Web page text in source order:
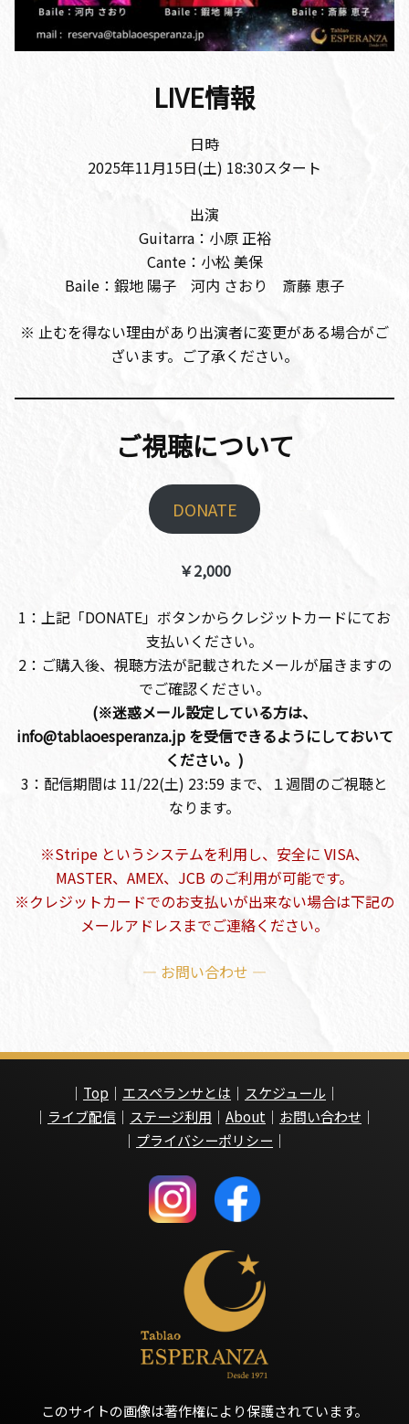
LIVE情報
日時
2025年11月15日(土) 18:30スタート
出演
Guitarra：小原 正裕
Cante：小松 美保
Baile：鍜地 陽子 河内 さおり 斎藤 恵子
※ 止むを得ない理由があり出演者に変更がある場合がご
ざいます。ご了承ください。
ご視聴について
DONATE
￥2,000
1：上記「DONATE」ボタンからクレジットカードにてお
支払いください。
2：ご購入後、視聴方法が記載されたメールが届きますの
でご確認ください。
(※迷惑メール設定している方は、
info@tablaoesperanza.jp を受信できるようにしておいて
ください。)
3：配信期間は 11/22(土) 23:59 まで、１週間のご視聴と
なります。
※Stripe というシステムを利用し、安全に VISA、
MASTER、AMEX、JCB のご利用が可能です。
※クレジットカードでのお支払いが出来ない場合は下記の
メールアドレスまでご連絡ください。
— お問い合わせ —
｜ Top ｜ エスペランサとは ｜ スケジュール ｜
｜ ライブ配信 ｜ ステージ利用 ｜ About ｜ お問い合わせ ｜
｜ プライバシーポリシー ｜
このサイトの画像は著作権により保護されています。